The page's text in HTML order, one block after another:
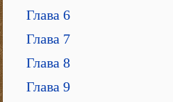
Глава 6
Глава 7
Глава 8
Глава 9